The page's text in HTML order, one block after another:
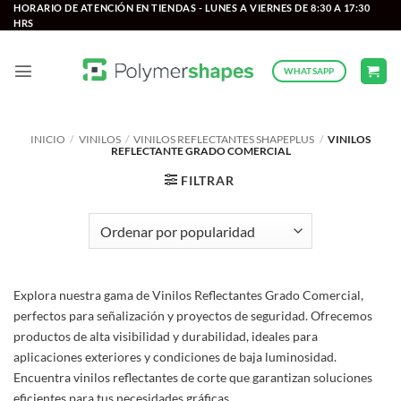
Saltar
al
HORARIO DE ATENCIÓN EN TIENDAS - LUNES A VIERNES DE 8:30 A 17:30
HRS
WHATSAPP
INICIO / VINILOS / VINILOS REFLECTANTES SHAPEPLUS / VINILOS
REFLECTANTE GRADO COMERCIAL
FILTRAR
Explora nuestra gama de Vinilos Reflectantes Grado Comercial,
perfectos para señalización y proyectos de seguridad. Ofrecemos
productos de alta visibilidad y durabilidad, ideales para
aplicaciones exteriores y condiciones de baja luminosidad.
Encuentra vinilos reflectantes de corte que garantizan soluciones